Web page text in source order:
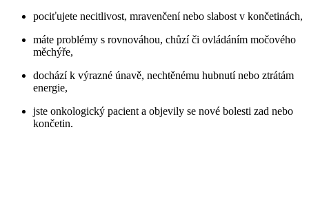
pociťujete necitlivost, mravenčení nebo slabost v končetinách,
máte problémy s rovnováhou, chůzí či ovládáním močového
měchýře,
dochází k výrazné únavě, nechtěnému hubnutí nebo ztrátám
energie,
jste onkologický pacient a objevily se nové bolesti zad nebo
končetin.